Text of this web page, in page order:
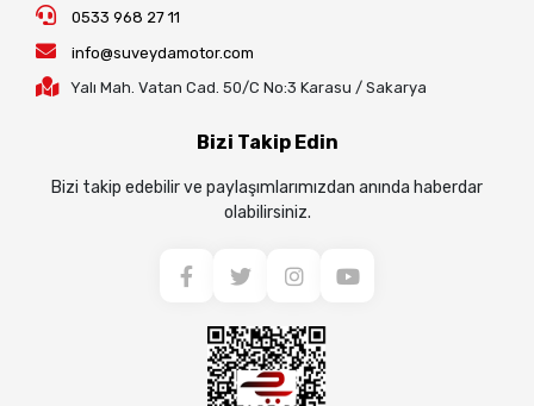
0533 968 27 11
info@suveydamotor.com
Yalı Mah. Vatan Cad. 50/C No:3 Karasu / Sakarya
Bizi Takip Edin
Bizi takip edebilir ve paylaşımlarımızdan anında haberdar
olabilirsiniz.